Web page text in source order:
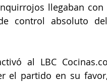
llegaban
control absoluto
al LBC
el partido en su